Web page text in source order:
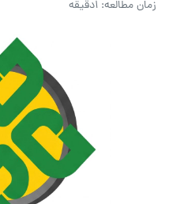
زمان مطالعه: 1دقیقه